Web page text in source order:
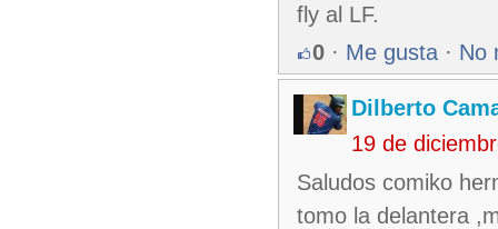
fly al LF.
0 · Me gusta · No
Dilberto
19 de
Saludos comiko
tomo la delantera